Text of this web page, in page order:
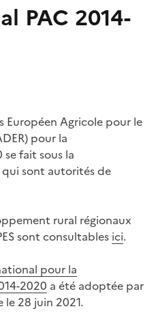
PAC 2014-
Européen Agricole pour le
pour la
fait sous la
qui sont autorités de
rural régionaux
sont consultables ici.
pour la
2020 a été adoptée par
le 28 juin 2021.